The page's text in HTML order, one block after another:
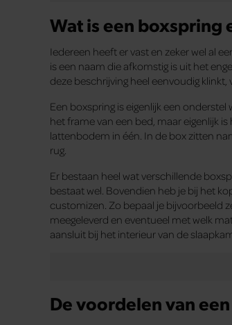
Wat is een boxspring
Iedereen heeft er vast en zeker wel al
is een naam die afkomstig is uit het
deze beschrijving heel eenvoudig
Een boxspring is eigenlijk een
het frame van een bed, maar eigenlijk
lattenbodem in één. In de box zitten
rug.
Er bestaan heel wat verschillende
bestaat wel. Bovendien heb je bij het
customizen. Zo bepaal je bijvoorbeeld
meegeleverd en eventueel met welk
aansluit bij het interieur van de
De voordelen van